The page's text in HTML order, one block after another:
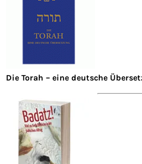
Die Torah – eine deutsche